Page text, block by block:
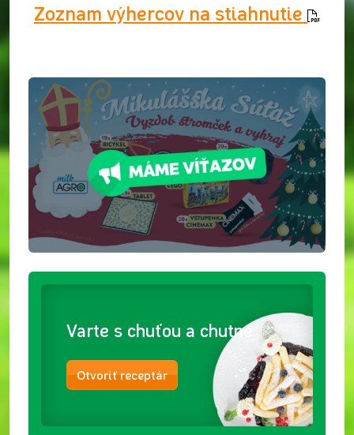
Zoznam výhercov na stiahnutie
Varte s chuťou a chutne
Otvoriť receptár